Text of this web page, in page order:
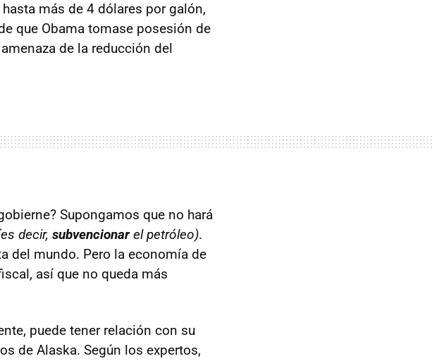
más de 4 dólares por galón,
que Obama tomase posesión de
de la reducción del
Supongamos que no hará
decir, subvencionarel petróleo).
del mundo. Pero la economía de
así que no queda más
puede tener relación con su
de Alaska. Según los expertos,